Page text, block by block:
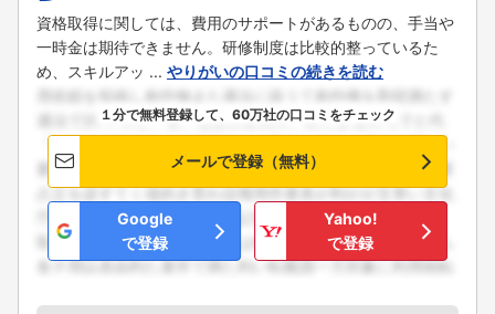
資格取得に関しては、費用のサポートがあるものの、手当や
一時金は期待できません。研修制度は比較的整っているた
め、スキルアッ ... やりがいの口コミの続きを読む
１分で無料登録して、60万社の口コミをチェック
メールで登録（無料）
Google
で登録
Yahoo!
で登録